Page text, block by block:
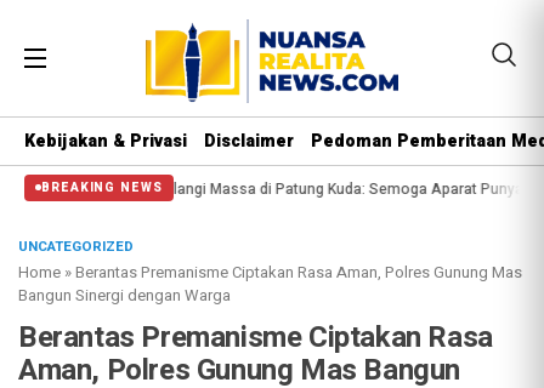
Kebijakan & Privasi Disclaimer Pedoman Pemberitaan
BREAKING NEWS
Polisi Halangi Massa di Patung Kuda: Semoga Aparat Punya Hati Nurani
UNCATEGORIZED
Home »Berantas Premanisme Ciptakan Rasa Aman, Polres Gunung Mas
Bangun Sinergi dengan Warga
Berantas Premanisme Ciptakan Rasa
Aman, Polres Gunung Mas Bangun